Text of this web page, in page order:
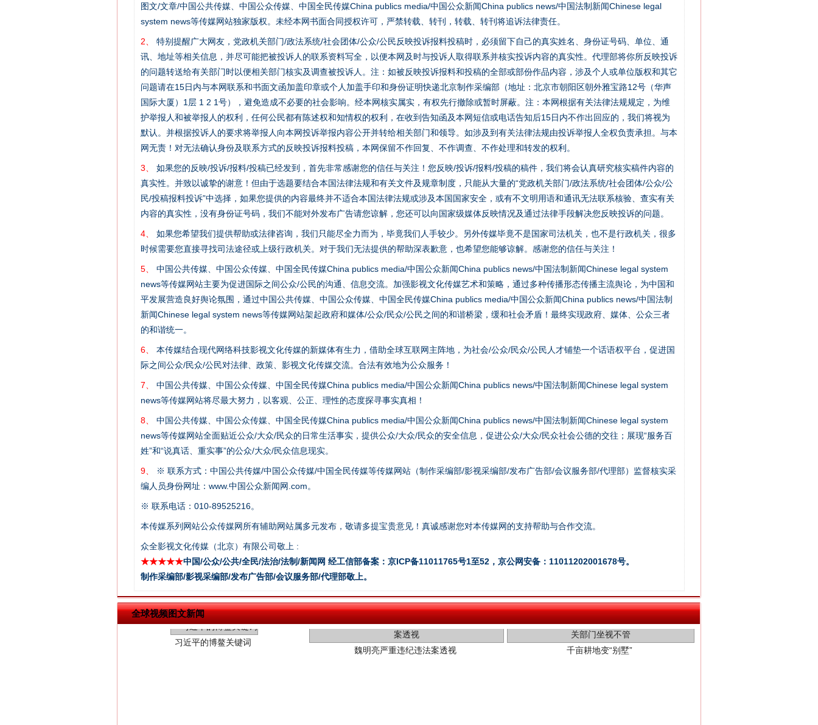
图文/文章/中国公共传媒、中国公众传媒、中国全民传媒China publics media/中国公众新闻China publics news/中国法制新闻Chinese legal
system news等传媒网站独家版权。未经本网书面合同授权许可，严禁转载、转刊，转载、转刊将追诉法律责任。
2、
特别提醒广大网友，党政机关部门/政法系统/社会团体/公众/公民反映投诉报料投稿时，必须留下自己的真实姓名、身份证号码、单位、通
讯、地址等相关信息，并尽可能把被投诉人的联系资料写全，以便本网及时与投诉人取得联系并核实投诉内容的真实性。代理部将你所反映投诉
的问题转送给有关部门时以便相关部门核实及调查被投诉人。注：如被反映投诉报料和投稿的全部或部份作品内容，涉及个人或单位版权和其它
问题请在15日内与本网联系和书面文函加盖印章或个人加盖手印和身份证明快递北京制作采编部（地址：北京市朝阳区朝外雅宝路12号（华声
国际大厦）1层 1 2 1号），避免造成不必要的社会影响。经本网核实属实，有权先行撤除或暂时屏蔽。注：本网根据有关法律法规规定，为维
护举报人和被举报人的权利，任何公民都有陈述权和知情权的权利，在收到告知函及本网短信或电话告知后15日内不作出回应的，我们将视为
默认。并根据投诉人的要求将举报人向本网投诉举报内容公开并转给相关部门和领导。如涉及到有关法律法规由投诉举报人全权负责承担。与本
网无责！对无法确认身份及联系方式的反映投诉报料投稿，本网保留不作回复、不作调查、不作处理和转发的权利。
3、
如果您的反映/投诉/报料/投稿已经发到，首先非常感谢您的信任与关注！您反映/投诉/报料/投稿的稿件，我们将会认真研究核实稿件内容的
真实性。并致以诚挚的谢意！但由于选题要结合本国法律法规和有关文件及规章制度，只能从大量的“党政机关部门/政法系统/社会团体/公众/公
民/投稿报料投诉”中选择，如果您提供的内容最终并不适合本国法律法规或涉及本国国家安全，或有不文明用语和通讯无法联系核验、查实有关
内容的真实性，没有身份证号码，我们不能对外发布广告请您谅解，您还可以向国家级媒体反映情况及通过法律手段解决您反映投诉的问题。
4、
如果您希望我们提供帮助或法律咨询，我们只能尽全力而为，毕竟我们人手较少。另外传媒毕竟不是国家司法机关，也不是行政机关，很多
时候需要您直接寻找司法途径或上级行政机关。对于我们无法提供的帮助深表歉意，也希望您能够谅解。感谢您的信任与关注！
5、
中国公共传媒、中国公众传媒、中国全民传媒China publics media/中国公众新闻China publics news/中国法制新闻Chinese legal system
news等传媒网站主要为促进国际之间公众/公民的沟通、信息交流。加强影视文化传媒艺术和策略，通过多种传播形态传播主流舆论，为中国和
平发展营造良好舆论氛围，通过中国公共传媒、中国公众传媒、中国全民传媒China publics media/中国公众新闻China publics news/中国法制
新闻Chinese legal system news等传媒网站架起政府和媒体/公众/民众/公民之间的和谐桥梁，缓和社会矛盾！最终实现政府、媒体、公众三者
的和谐统一。
6、
本传媒结合现代网络科技影视文化传媒的新媒体有生力，借助全球互联网主阵地，为社会/公众/民众/公民人才铺垫一个话语权平台，促进国
际之间公众/民众/公民对法律、政策、影视文化传媒交流。合法有效地为公众服务！
7、
中国公共传媒、中国公众传媒、中国全民传媒China publics media/中国公众新闻China publics news/中国法制新闻Chinese legal system
news等传媒网站将尽最大努力，以客观、公正、理性的态度探寻事实真相！
8、
中国公共传媒、中国公众传媒、中国全民传媒China publics media/中国公众新闻China publics news/中国法制新闻Chinese legal system
news等传媒网站全面贴近公众/大众/民众的日常生活事实，提供公众/大众/民众的安全信息，促进公众/大众/民众社会公德的交往；展现“服务百
姓”和“说真话、重实事”的公众/大众/民众信息现实。
9、
※ 联系方式：中国公共传媒/中国公众传媒/中国全民传媒等传媒网站（制作采编部/影视采编部/发布广告部/会议服务部/代理部）监督核实采
编人员身份网址：www.中国公众新闻网.com。
※ 联系电话：010-89525216。
本传媒系列网站公众传媒网所有辅助网站属多元发布，敬请多提宝贵意见！真诚感谢您对本传媒网的支持帮助与合作交流。
众全影视文化传媒（北京）有限公司敬上 :
★★★★★中国/公众/公共/全民/法治/法制/新闻网 经工信部备案：京ICP备11011765号1至52，京公网安备：11011202001678号。
制作采编部/影视采编部/发布广告部/会议服务部/代理部敬上。
全球视频图文新闻
网上购药对药下症？
茶叶“炒上天”
“神药”背后的真相
这是一记警钟！ 谢谢有你温暖了四季 法官巧妙执行解纠纷
在谋一域中谋全局
今年投资意愿榜揭晓 新中国诞生的见证
习近平的博鳌关键词
魏明亮严重违纪违法案透视